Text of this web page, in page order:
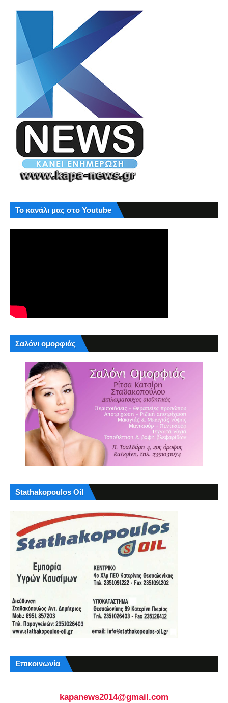
Το κανάλι μας στο Youtube
Σαλόνι ομορφιάς
Stathakopoulos Oil
Επικοινωνία
kapanews2014@gmail.com